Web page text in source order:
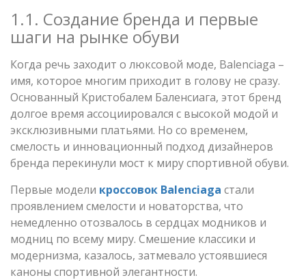
1.1. Создание бренда и первые
шаги на рынке обуви
Когда речь заходит о люксовой моде, Balenciaga –
имя, которое многим приходит в голову не сразу.
Основанный Кристобалем Баленсиага, этот бренд
долгое время ассоциировался с высокой модой и
эксклюзивными платьями. Но со временем,
смелость и инновационный подход дизайнеров
бренда перекинули мост к миру спортивной обуви.
Первые модели кроссовок Balenciaga стали
проявлением смелости и новаторства, что
немедленно отозвалось в сердцах модников и
модниц по всему миру. Смешение классики и
модернизма, казалось, затмевало устоявшиеся
каноны спортивной элегантности.